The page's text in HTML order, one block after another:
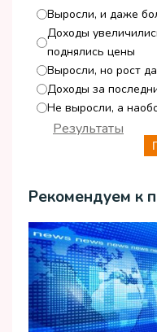
Выросли, и даже
Доходы
поднялись цены
Выросли, но рост
Доходы за
Не выросли, а
Результаты
Рекомендуем к